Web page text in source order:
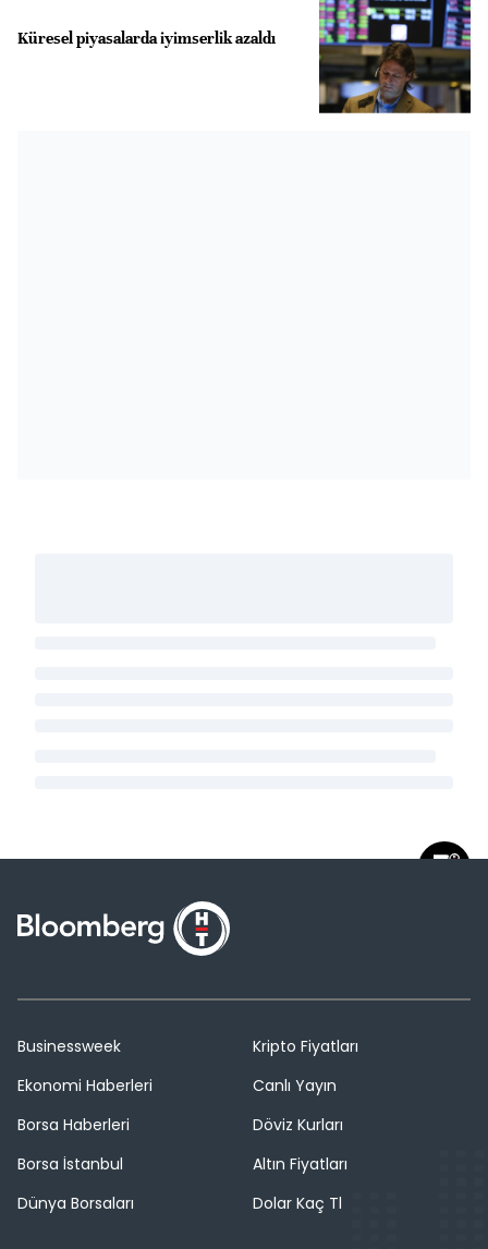
Küresel piyasalarda iyimserlik azaldı
Businessweek
Ekonomi Haberleri
Borsa Haberleri
Borsa İstanbul
Dünya Borsaları
Kripto Fiyatları
Canlı Yayın
Döviz Kurları
Altın Fiyatları
Dolar Kaç Tl